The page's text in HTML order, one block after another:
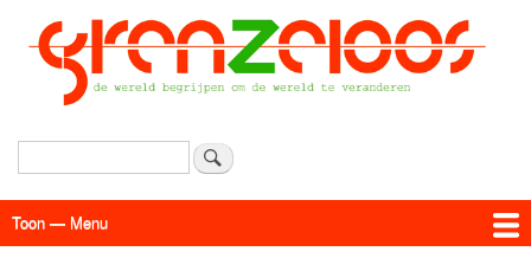
Overslaan
en
naar
de
Zoeken
Menu
Toon — Menu